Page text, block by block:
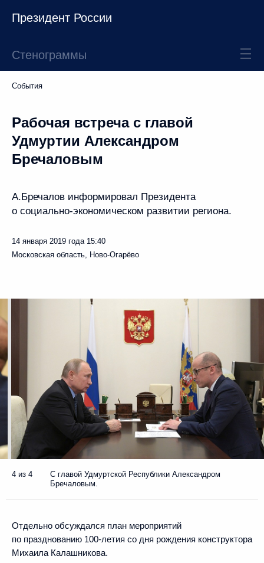
Президент России
Стенограммы
События
Рабочая встреча с главой
Удмуртии Александром
Бречаловым
А.Бречалов информировал Президента
о социально-экономическом развитии региона.
14 января 2019 года 15:40
Московская область, Ново-Огарёво
4 из 4
С главой Удмуртской Республики Александром
Бречаловым.
Отдельно обсуждался план мероприятий
по празднованию 100-летия со дня рождения конструктора
Михаила Калашникова.